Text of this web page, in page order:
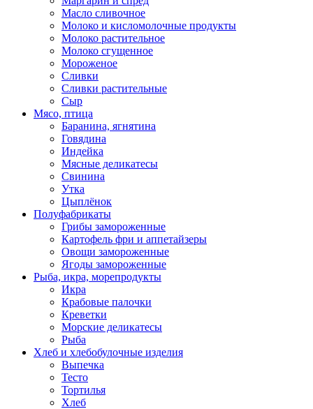
Масло сливочное
Молоко и кисломолочные продукты
Молоко растительное
Молоко сгущенное
Мороженое
Сливки
Сливки растительные
Сыр
Мясо, птица
Баранина, ягнятина
Говядина
Индейка
Мясные деликатесы
Свинина
Утка
Цыплёнок
Полуфабрикаты
Грибы замороженные
Картофель фри и аппетайзеры
Овощи замороженные
Ягоды замороженные
Рыба, икра, морепродукты
Икра
Крабовые палочки
Креветки
Морские деликатесы
Рыба
Хлеб и хлебобулочные изделия
Выпечка
Тесто
Тортилья
Хлеб